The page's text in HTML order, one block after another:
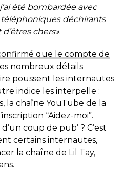
été bombardée avec
déchirants
chers».
que le compte de
nombreux détails
poussent les internautes
indice les interpelle :
la chaîne YouTube de la
“Aidez-moi”.
coup de pub’ ? C’est
certains internautes,
la chaîne de Lil Tay,